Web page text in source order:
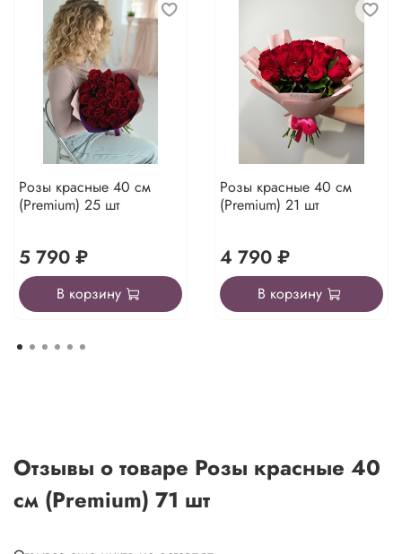
Розы красные 40 см
(Premium) 25 шт
5 790 ₽
В корзину
Розы красные 40 см
(Premium) 21 шт
4 790 ₽
В корзину
Отзывы о товаре Розы красные 40
см (Premium) 71 шт